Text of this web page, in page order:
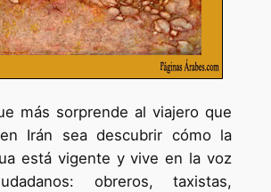
más sorprende al viajero que
Irán sea descubrir cómo la
está vigente y vive en la voz
obreros, taxistas,